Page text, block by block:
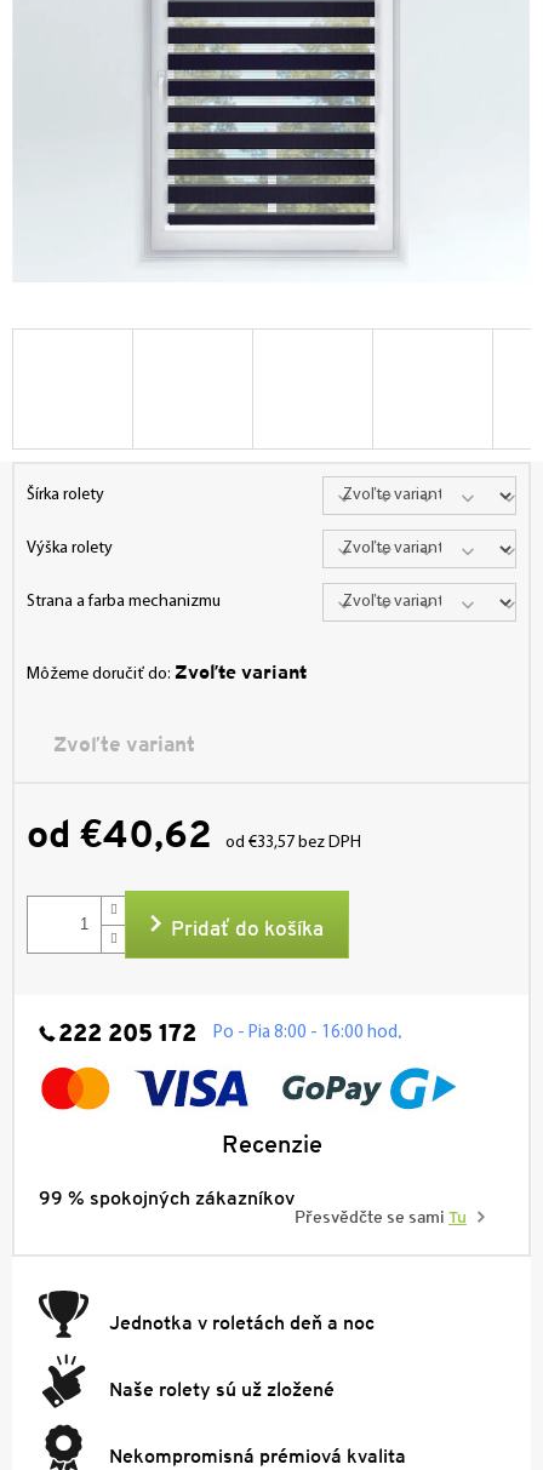
od €40,62 od €33,57 bez DPH
cena:
Šírka rolety
Výška rolety
Strana a farba mechanizmu
Môžeme doručiť do: Zvoľte variant
Zvoľte variant
Pridať do košíka
222 205 172 Po - Pia 8:00 - 16:00 hod .
Recenzie
99 % spokojných zákazníkov
Přesvědčte se sami Tu
Jednotka v roletách deň a noc
Naše rolety sú už zložené
Nekompromisná prémiová kvalita